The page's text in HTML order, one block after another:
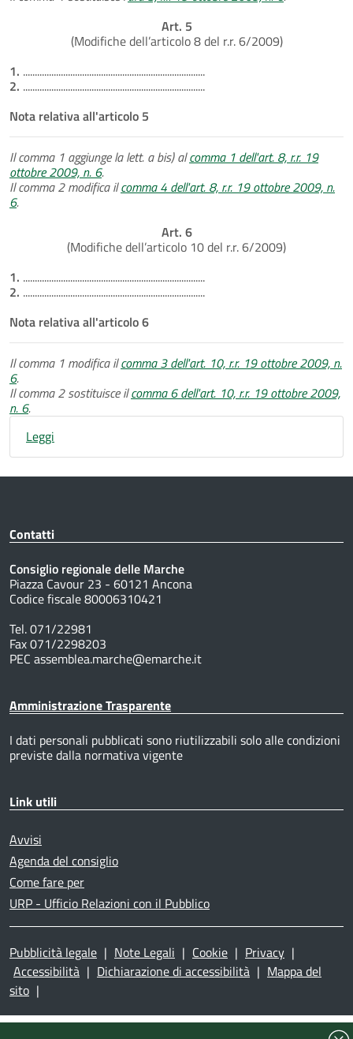
Art. 5
(Modifiche dell’articolo 8 del r.r. 6/2009)
1. .............................................................................
2. .............................................................................
Nota relativa all'articolo 5
Il comma 1 aggiunge la lett. a bis) alcomma 1 dell'art. 8, r.r. 19
ottobre 2009, n. 6.
Il comma 2 modifica ilcomma 4 dell'art. 8, r.r. 19 ottobre 2009, n.
6.
Art. 6
(Modifiche dell’articolo 10 del r.r. 6/2009)
1. .............................................................................
2. .............................................................................
Nota relativa all'articolo 6
Il comma 1 modifica ilcomma 3 dell'art. 10, r.r. 19 ottobre 2009, n.
6.
Il comma 2 sostituisce ilcomma 6 dell'art. 10, r.r. 19 ottobre 2009,
n. 6.
Leggi
Contatti
Consiglio regionale delle Marche
Piazza Cavour 23 - 60121 Ancona
Codice fiscale 80006310421
Tel. 071/22981
Fax 071/2298203
PEC assemblea.marche@emarche.it
Amministrazione Trasparente
I dati personali pubblicati sono riutilizzabili solo alle condizioni
previste dalla normativa vigente
Link utili
Avvisi
Agenda del consiglio
Come fare per
URP - Ufficio Relazioni con il Pubblico
Pubblicità legale | Note Legali | Cookie | Privacy |
Accessibilità | Dichiarazione di accessibilità | Mappa del
sito |